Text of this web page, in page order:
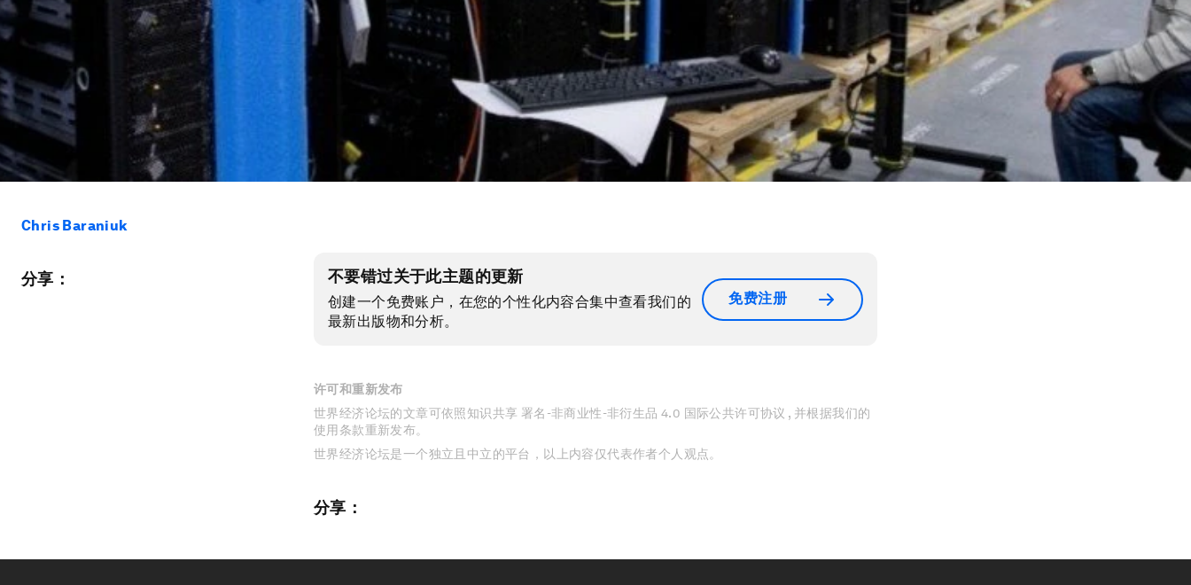
Chris Baraniuk
分享： 不要错过关于此主题的更新
创建一个免费账户，在您的个性化内容合集中查看我们的
最新出版物和分析。
免费注册
许可和重新发布
世界经济论坛的文章可依照知识共享 署名-非商业性-非衍生品 4.0 国际公共许可协议 , 并根据我们的
使用条款重新发布。
世界经济论坛是一个独立且中立的平台，以上内容仅代表作者个人观点。
分享：